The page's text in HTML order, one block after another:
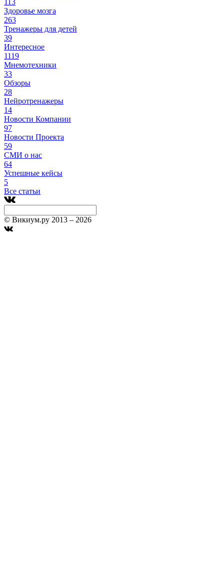
113
Здоровье мозга
263
Тренажеры для детей
39
Интересное
1119
Мнемотехники
33
Обзоры
28
Нейротренажеры
14
Новости Компании
97
Новости Проекта
59
СМИ о нас
64
Успешные кейсы
5
Все статьи
© Викиум.ру 2013 – 2026